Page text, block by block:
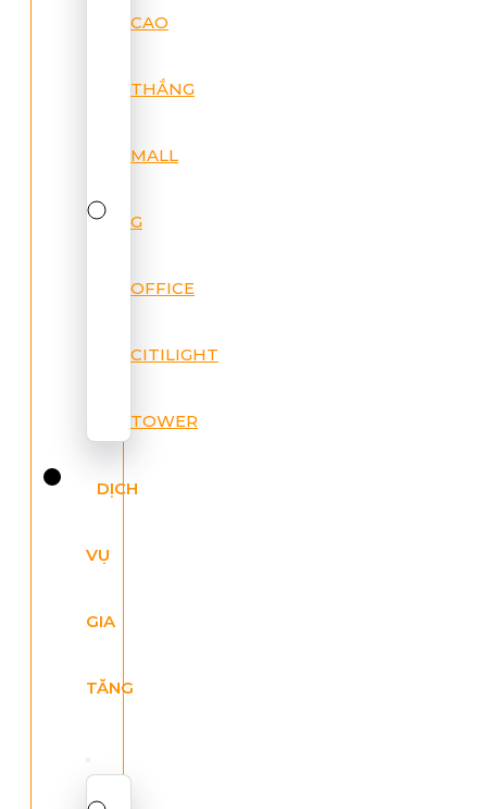
CAO
THẮNG
MALL
G
OFFICE
CITILIGHT
TOWER
DỊCH
VỤ
GIA
TĂNG